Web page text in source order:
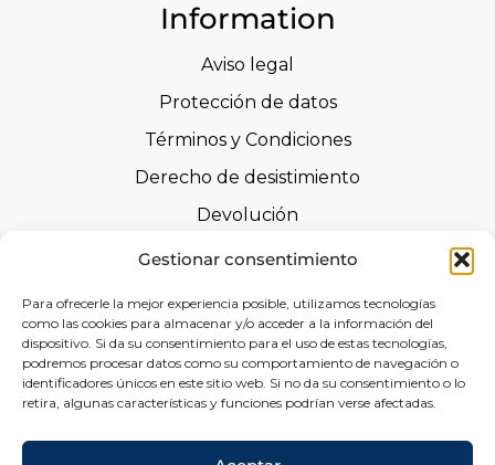
Gestionar consentimiento
Para ofrecerle la mejor experiencia posible, utilizamos tecnologías
como las cookies para almacenar y/o acceder a la información del
dispositivo. Si da su consentimiento para el uso de estas tecnologías,
podremos procesar datos como su comportamiento de navegación o
identificadores únicos en este sitio web. Si no da su consentimiento o lo
retira, algunas características y funciones podrían verse afectadas.
Information
Aviso legal
Protección de datos
Términos y Condiciones
Derecho de desistimiento
Devolución
Advertencias de seguridad
Declaraciones de prestaciones
Formulario de Desistimiento
Social